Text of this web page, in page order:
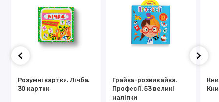
Розумні картки. Лічба.
30 карток
Грайка-розвивайка.
Професії. 53 великі
наліпки